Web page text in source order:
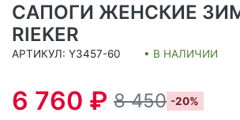
САПОГИ ЖЕНСКИЕ
RIEKER
АРТИКУЛ: Y3457-60 • В НАЛИЧИИ
6 760 ₽ 8 450 -20%